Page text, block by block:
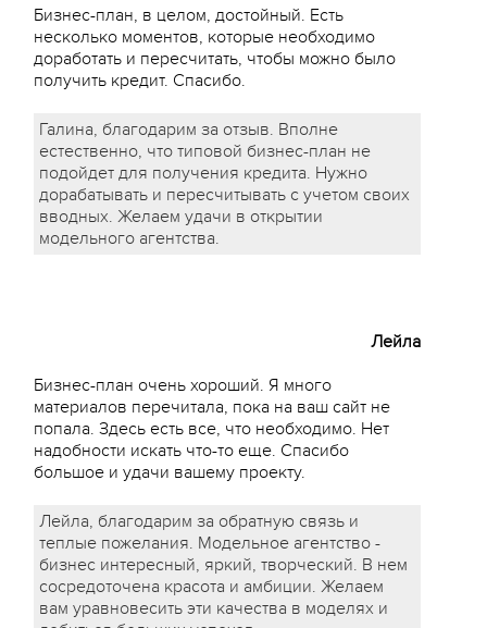
Бизнес-план, в целом, достойный. Есть
несколько моментов, которые необходимо
доработать и пересчитать, чтобы можно было
получить кредит. Спасибо.
Галина, благодарим за отзыв. Вполне
естественно, что типовой бизнес-план не
подойдет для получения кредита. Нужно
дорабатывать и пересчитывать с учетом своих
вводных. Желаем удачи в открытии
модельного агентства.
Лейла
Бизнес-план очень хороший. Я много
материалов перечитала, пока на ваш сайт не
попала. Здесь есть все, что необходимо. Нет
надобности искать что-то еще. Спасибо
большое и удачи вашему проекту.
Лейла, благодарим за обратную связь и
теплые пожелания. Модельное агентство -
бизнес интересный, яркий, творческий. В нем
сосредоточена красота и амбиции. Желаем
вам уравновесить эти качества в моделях и